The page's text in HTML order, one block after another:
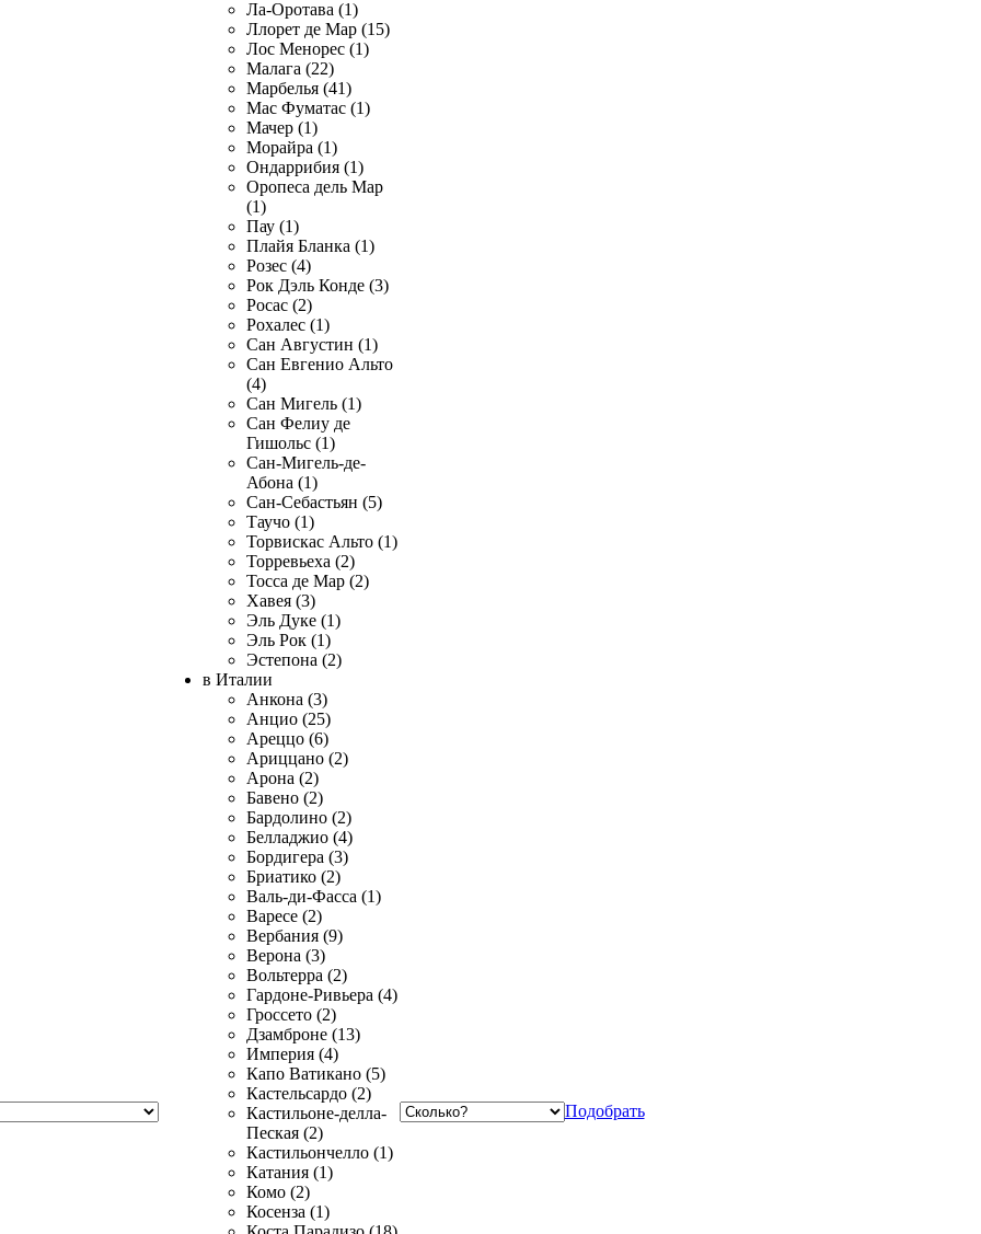
Ла-Оротава (1)
Ллорет де Мар (15)
Лос Менорес (1)
Малага (22)
Марбелья (41)
Мас Фуматас (1)
Мачер (1)
Морайра (1)
Ондаррибия (1)
Оропеса дель Мар
(1)
Пау (1)
Плайя Бланка (1)
Розес (4)
Рок Дэль Конде (3)
Росас (2)
Рохалес (1)
Сан Августин (1)
Сан Евгенио Альто
(4)
Сан Мигель (1)
Сан Фелиу де
Гишольс (1)
Сан-Мигель-де-
Абона (1)
Сан-Себастьян (5)
Таучо (1)
Торвискас Альто (1)
Торревьеха (2)
Тосса де Мар (2)
Хавея (3)
Эль Дуке (1)
Эль Рок (1)
Эстепона (2)
в Италии
Анкона (3)
Анцио (25)
Ареццо (6)
Ариццано (2)
Арона (2)
Бавено (2)
Бардолино (2)
Белладжио (4)
Бордигера (3)
Бриатико (2)
Валь-ди-Фасса (1)
Варесе (2)
Вербания (9)
Верона (3)
Вольтерра (2)
Гардоне-Ривьера (4)
Гроссето (2)
Дзамброне (13)
Империя (4)
Капо Ватикано (5)
Кастельсардо (2)
Кастильоне-делла-
Пеская (2)
Кастильончелло (1)
Катания (1)
Комо (2)
Косенза (1)
Подобрать